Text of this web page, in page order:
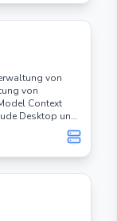
von
von
Context
Desktop und